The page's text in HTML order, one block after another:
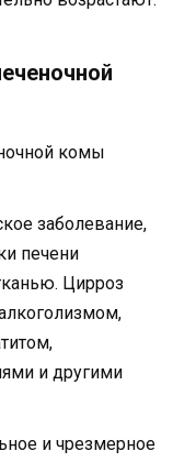
заболевание,
печени
Цирроз
и другими
и чрезмерное